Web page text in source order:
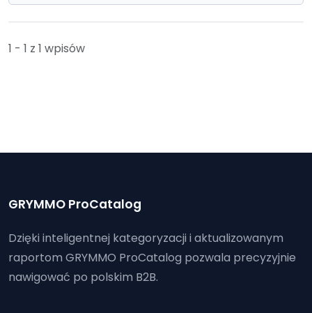
1 - 1 z 1 wpisów
GRYMMO ProCatalog
Dzięki inteligentnej kategoryzacji i aktualizowanym
raportom GRYMMO ProCatalog pozwala precyzyjnie
nawigować po polskim B2B.